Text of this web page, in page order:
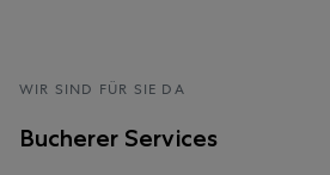
WIR SIND FÜR SIE DA
Bucherer Services